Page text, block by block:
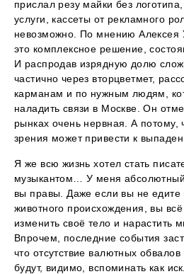
прислал резу майки без
услуги, кассеты от рекламного
невозможно. По мнению Алексея
это комплексное решение,
И распродав изрядную долю
частично через вторцветмет,
карманам и по нужным людям,
наладить связи в Москве. Он
рынках очень нервная. А потому,
зрения может привести к
Я же всю жизнь хотел стать
музыкантом… У меня
вы правы. Даже если вы не едите
животного происхождения, вы
изменить своё тело и нарастить
Впрочем, последние события
что отсутствие валютных
будут, видимо, вспоминать как